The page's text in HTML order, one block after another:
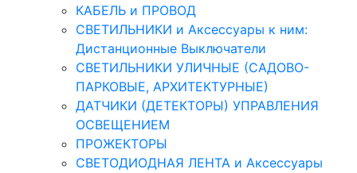
КАБЕЛЬ и ПРОВОД
СВЕТИЛЬНИКИ и Аксессуары к ним:
Дистанционные Выключатели
СВЕТИЛЬНИКИ УЛИЧНЫЕ (САДОВО-
ПАРКОВЫЕ, АРХИТЕКТУРНЫЕ)
ДАТЧИКИ (ДЕТЕКТОРЫ) УПРАВЛЕНИЯ
ОСВЕЩЕНИЕМ
ПРОЖЕКТОРЫ
СВЕТОДИОДНАЯ ЛЕНТА и Аксессуары